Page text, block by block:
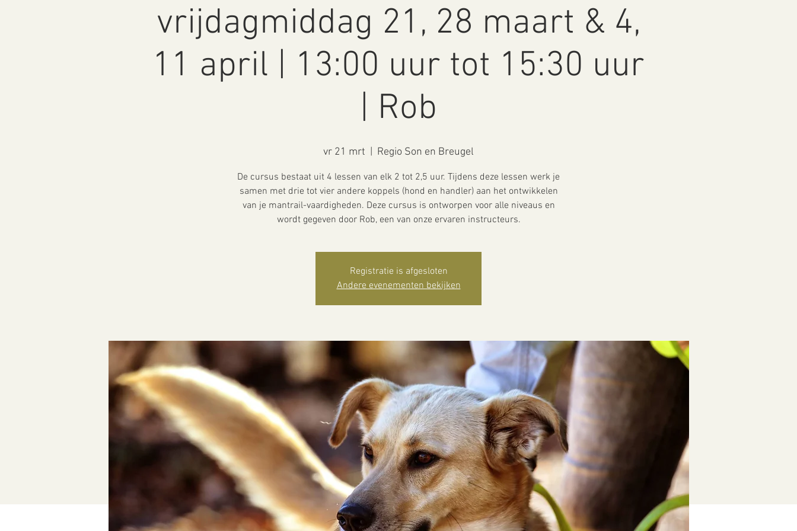
vrijdagmiddag 21, 28 maart & 4,
11 april | 13:00 uur tot 15:30 uur
| Rob
vr 21 mrt Regio Son en Breugel
De cursus bestaat uit 4 lessen van elk 2 tot 2,5 uur. Tijdens deze lessen werk je
samen met drie tot vier andere koppels (hond en handler) aan het ontwikkelen
van je mantrail-vaardigheden. Deze cursus is ontworpen voor alle niveaus en
wordt gegeven door Rob, een van onze ervaren instructeurs.
Registratie is afgesloten
Andere evenementen bekijken